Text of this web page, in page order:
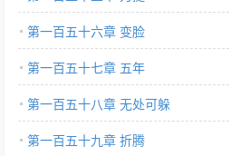
第一百五十六章 变脸
第一百五十七章 五年
第一百五十八章 无处可躲
第一百五十九章 折腾